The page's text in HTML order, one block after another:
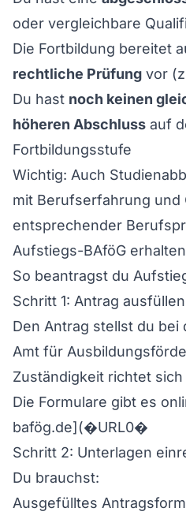
oder vergleichbare
Die Fortbildung bereitet
rechtliche Prüfung vor
Du hast noch keinen
höheren Abschluss auf
Fortbildungsstufe
Wichtig: Auch
mit Berufserfahrung und
entsprechender
Aufstiegs-BAföG
So beantragst du
Schritt 1: Antrag ausfüllen
Den Antrag stellst du bei
Amt für
Zuständigkeit richtet
Die Formulare gibt es
bafög.de](�URL0�
Schritt 2: Unterlagen
Du brauchst:
Ausgefülltes